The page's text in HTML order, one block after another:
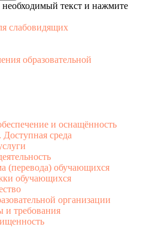
необходимый текст и нажмите
слабовидящих
образовательной
и оснащённость
Доступная среда
(перевода) обучающихся
обучающихся
организации
и требования